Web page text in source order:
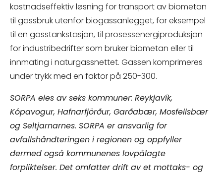
kostnadseffektiv løsning for transport av biometan
til gassbruk utenfor biogassanlegget, for eksempel
til en gasstankstasjon, til prosessenergiproduksjon
for industribedrifter som bruker biometan eller til
innmating i naturgassnettet. Gassen komprimeres
under trykk med en faktor på 250-300.
SORPA eies av seks kommuner: Reykjavík,
Kópavogur, Hafnarfjörður, Garðabær, Mosfellsbær
og Seltjarnarnes. SORPA er ansvarlig for
avfallshåndteringen i regionen og oppfyller
dermed også kommunenes lovpålagte
forpliktelser. Det omfatter drift av et mottaks- og